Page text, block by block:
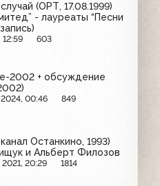
(ОРТ, 17.08.1999)
- лауреаты “Песни
603
2002 + обсуждение
00:46 849
Останкино, 1993)
и Альберт Филозов
20:29 1814